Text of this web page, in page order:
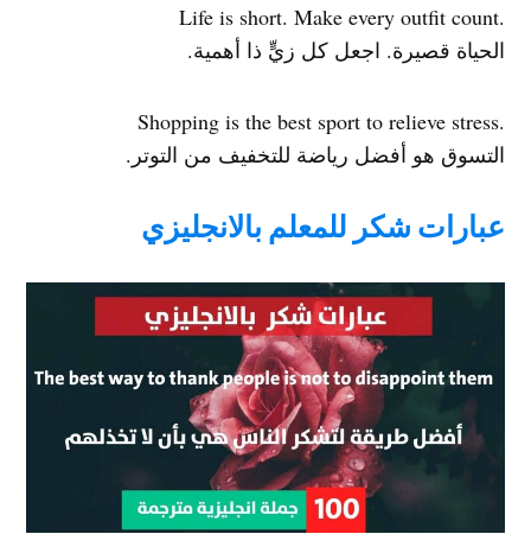
.Life is short. Make every outfit count
الحياة قصيرة. اجعل كل زيٍّ ذا أهمية.
.Shopping is the best sport to relieve stress
التسوق هو أفضل رياضة للتخفيف من التوتر.
عبارات شكر للمعلم بالانجليزي